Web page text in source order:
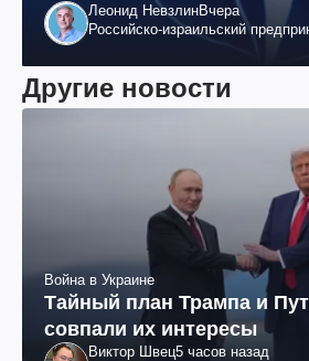
Леонид НевзлинВчера
Российско-израильский
"ЮКОСа"
Другие новости
Война в Украине
Тайный план Трампа и
совпали их интересы
Виктор Швец5 часов назад